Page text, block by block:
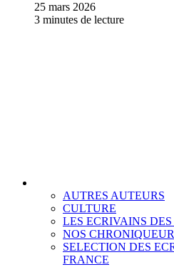
25 mars 2026
3 minutes de lecture
AUTRES AUTEURS
CULTURE
LES ECRIVAINS
NOS
SELECTION DES
FRANCE